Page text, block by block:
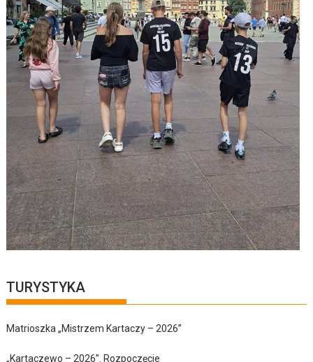
TURYSTYKA
Matrioszka „Mistrzem Kartaczy – 2026”
„Kartaczewo – 2026”. Rozpoczęcie